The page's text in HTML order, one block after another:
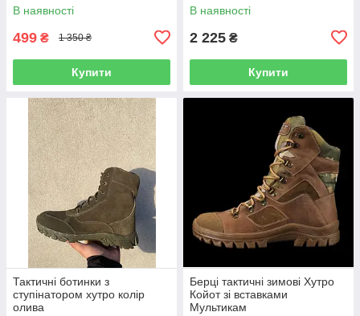
В наявності
499 ₴ 1 350 ₴
Купити
В наявності
2 225 ₴
Купити
Тактичні ботинки з
ступінатором хутро колір
олива
Берці тактичні зимові Хутро
Койот зі вставками
Мультикам